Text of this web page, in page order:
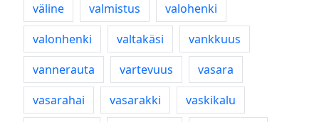
väline
valmistus
valohenki
valonhenki
valtakäsi
vankkuus
vannerauta
vartevuus
vasara
vasarahai
vasarakki
vaskikalu